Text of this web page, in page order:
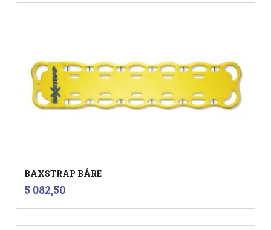
BAXSTRAP BÅRE
Pris
5 082,50